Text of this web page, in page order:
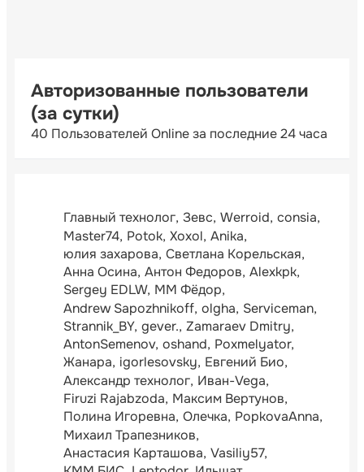
Авторизованные пользователи
(за сутки)
40 Пользователей Online за последние 24 часа
Главный технолог Зевс Werroid consia
Master74 Potok Xoxol Anika
юлия захарова Светлана Корельская
Анна Осина Антон Федоров Alexkpk
Sergey EDLW ММ Фёдор
Andrew Sapozhnikoff olgha Serviceman
Strannik_BY gever. Zamaraev Dmitry
AntonSemenov oshand Poxmelyator
Жанара igorlesovsky Евгений Био
Александр технолог Иван-Vega
Firuzi Rajabzoda Максим Вертунов
Полина Игоревна Олечка PopkovaAnna
Михаил Трапезников
Анастасия Карташова Vasiliy57